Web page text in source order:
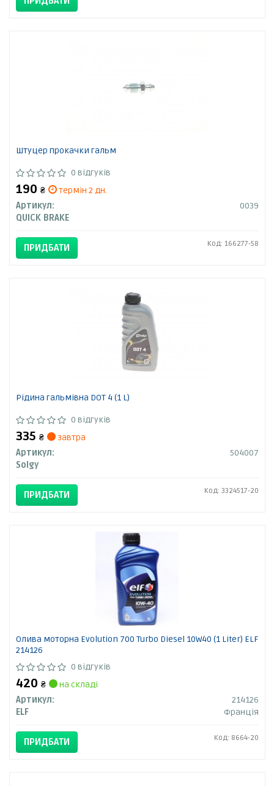
Штуцер прокачки гальм
0 відгуків
190 ₴
термін 2 дн.
Артикул:
0039
QUICK BRAKE
ПРИДБАТИ Код: 166277-58
Рідина гальмівна DOT 4 (1 L)
0 відгуків
335 ₴
завтра
Артикул:
504007
Solgy
ПРИДБАТИ Код: 3324517-20
Олива моторна Evolution 700 Turbo Diesel 10W40 (1 Liter) ELF
214126
0 відгуків
420 ₴
на складі
Артикул:
214126
ELF
Франція
ПРИДБАТИ Код: 8664-20